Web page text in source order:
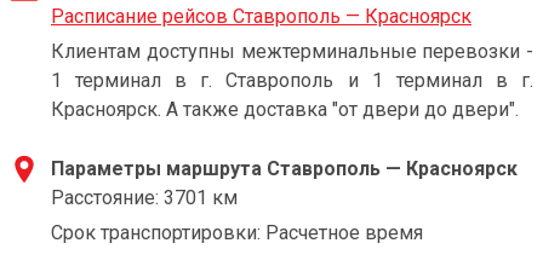
Расписание рейсов Ставрополь — Красноярск
Клиентам доступны межтерминальные перевозки -
1 терминал в г. Ставрополь и 1 терминал в г.
Красноярск. А также доставка "от двери до двери".
Параметры маршрута Ставрополь — Красноярск
Расстояние: 3701 км
Срок транспортировки: Расчетное время